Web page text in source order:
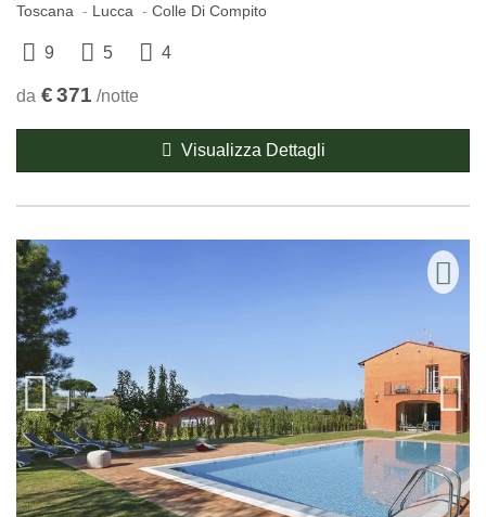
Toscana Lucca Colle Di Compito
9 5 4
da €371 /notte
Visualizza Dettagli